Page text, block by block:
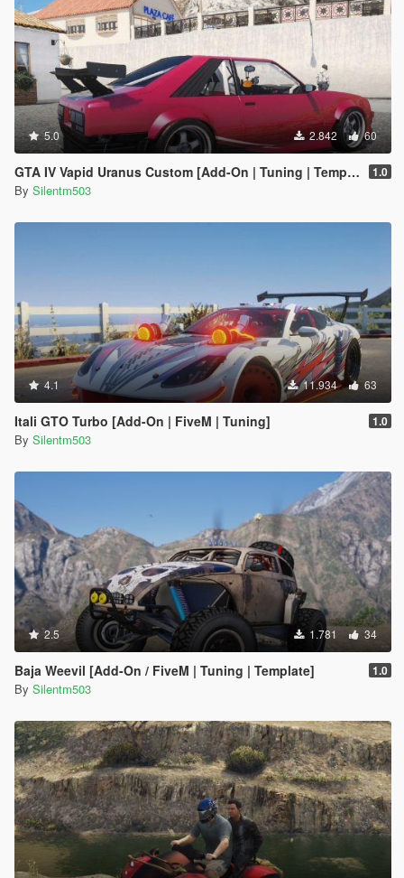
5.0 2.842 60
GTA IV Vapid Uranus Custom [Add-On | Tuning | Template] 1.0
By Silentm503
4.1 11.934 63
Itali GTO Turbo [Add-On | FiveM | Tuning] 1.0
By Silentm503
2.5 1.781 34
Baja Weevil [Add-On / FiveM | Tuning | Template] 1.0
By Silentm503